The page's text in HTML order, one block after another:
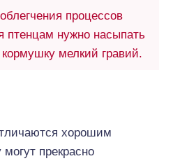
процессов
птенцам нужно насыпать
мелкий гравий.
хорошим
прекрасно